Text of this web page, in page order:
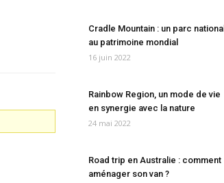
Cradle Mountain : un parc national
au patrimoine mondial
16 juin 2022
Rainbow Region, un mode de vie
en synergie avec la nature
24 mai 2022
Road trip en Australie : comment
aménager son van ?